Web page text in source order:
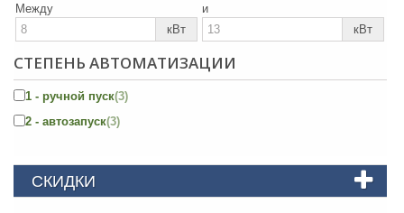
Между
кВт
и
кВт
СТЕПЕНЬ АВТОМАТИЗАЦИИ
1 - ручной пуск(3)
2 - автозапуск(3)
СКИДКИ